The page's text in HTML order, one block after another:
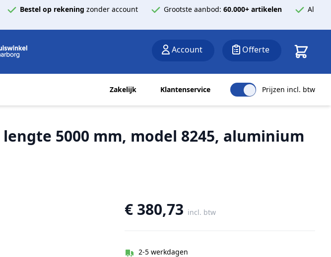
Bestel op rekening zonder account Grootste aanbod: 60.000+ artikelen
Al
Account Offerte
Zakelijk Klantenservice Prijzen incl. btw
5000 mm, model 8245, aluminium
€ 380,73 incl. btw
2-5 werkdagen